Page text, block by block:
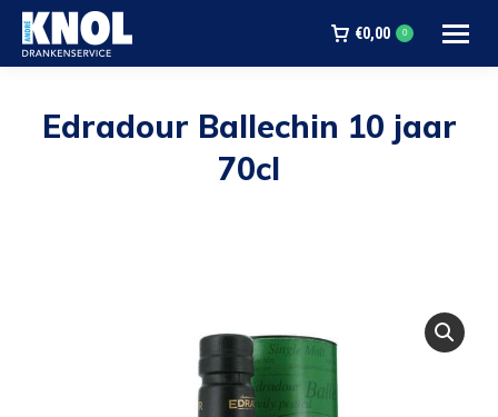
€0,00 0
Edradour Ballechin 10 jaar
70cl